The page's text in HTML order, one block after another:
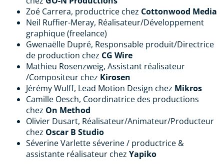
Zoé Carrera, productrice chez Cottonwood Media
Neil Ruffier-Meray, Réalisateur/Développement
graphique (freelance)
Gwenaëlle Dupré, Responsable produit/Directrice
de production chez CG Wire
Mathieu Rosenzweig, Assistant réalisateur
/Compositeur chez Kirosen
Jérémy Wulff, Lead Motion Design chez Mikros
Camille Oesch, Coordinatrice des productions
chez On Method
Olivier Dusart, Réalisateur/Animateur/Producteur
chez Oscar B Studio
Séverine Varlette séverine / productrice &
assistante réalisateur chez Yapiko